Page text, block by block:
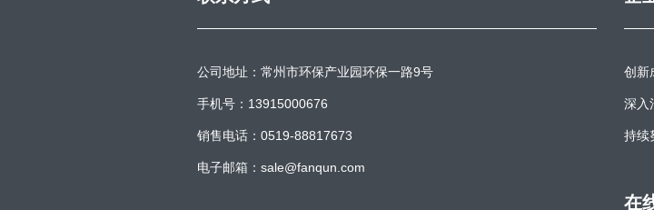
公司地址：常州市环保产业园环保一路9号
手机号：13915000676
销售电话：0519-88817673
电子邮箱：sale@fanqun.com
创新
深入
持续
在